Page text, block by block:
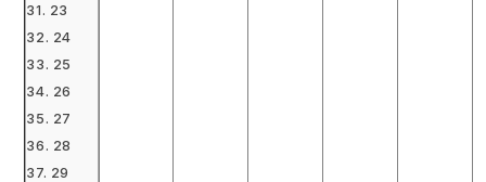
23
24
25
26
27
28
29